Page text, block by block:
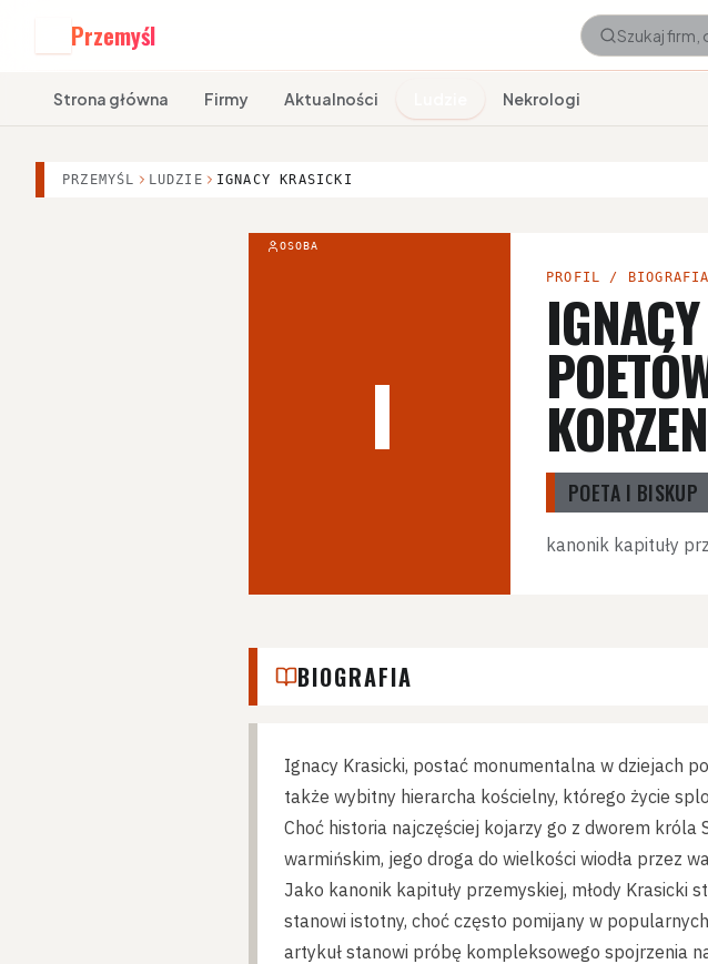
Przemyśl
Strona główna Firmy Aktualności Nekrologi
PRZEMYŚL LUDZIE IGNACY KRASICKI
I
OSOBA
PROFIL / BIOGRAFIA
POETA I BISKUP
kanonik kapituły
BIOGRAFIA
Ignacy Krasicki, postać monumentalna w dziejach
także wybitny hierarcha kościelny, którego życie
Choć historia najczęściej kojarzy go z dworem
warmińskim, jego droga do wielkości wiodła przez
Jako kanonik kapituły przemyskiej, młody Krasicki
stanowi istotny, choć często pomijany w
artykuł stanowi próbę kompleksowego spojrzenia